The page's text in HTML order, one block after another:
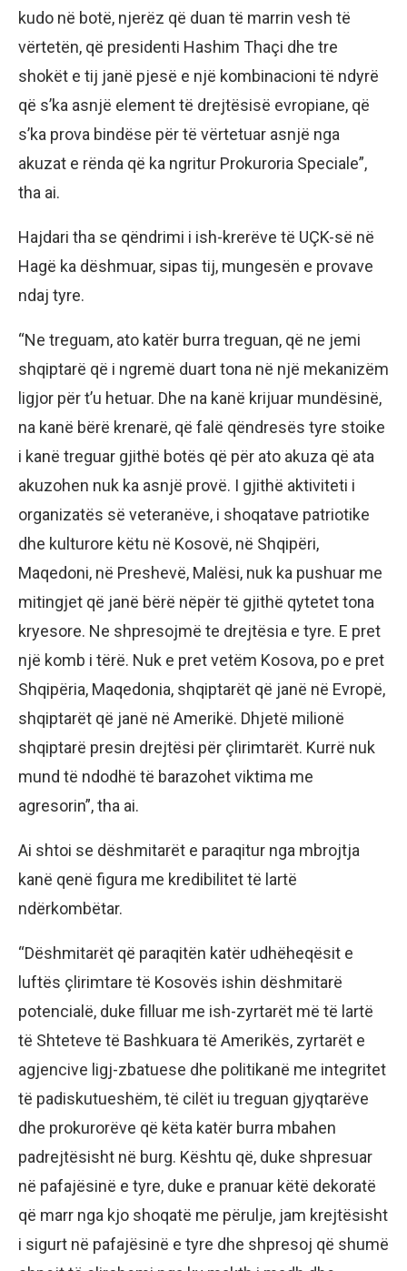
kudo në botë, njerëz që duan të marrin vesh të
vërtetën, që presidenti Hashim Thaçi dhe tre
shokët e tij janë pjesë e një kombinacioni të ndyrë
që s’ka asnjë element të drejtësisë evropiane, që
s’ka prova bindëse për të vërtetuar asnjë nga
akuzat e rënda që ka ngritur Prokuroria Speciale”,
tha ai.
Hajdari tha se qëndrimi i ish-krerëve të UÇK-së në
Hagë ka dëshmuar, sipas tij, mungesën e provave
ndaj tyre.
“Ne treguam, ato katër burra treguan, që ne jemi
shqiptarë që i ngremë duart tona në një mekanizëm
ligjor për t’u hetuar. Dhe na kanë krijuar mundësinë,
na kanë bërë krenarë, që falë qëndresës tyre stoike
i kanë treguar gjithë botës që për ato akuza që ata
akuzohen nuk ka asnjë provë. I gjithë aktiviteti i
organizatës së veteranëve, i shoqatave patriotike
dhe kulturore këtu në Kosovë, në Shqipëri,
Maqedoni, në Preshevë, Malësi, nuk ka pushuar me
mitingjet që janë bërë nëpër të gjithë qytetet tona
kryesore. Ne shpresojmë te drejtësia e tyre. E pret
një komb i tërë. Nuk e pret vetëm Kosova, po e pret
Shqipëria, Maqedonia, shqiptarët që janë në Evropë,
shqiptarët që janë në Amerikë. Dhjetë milionë
shqiptarë presin drejtësi për çlirimtarët. Kurrë nuk
mund të ndodhë të barazohet viktima me
agresorin”, tha ai.
Ai shtoi se dëshmitarët e paraqitur nga mbrojtja
kanë qenë figura me kredibilitet të lartë
ndërkombëtar.
“Dëshmitarët që paraqitën katër udhëheqësit e
luftës çlirimtare të Kosovës ishin dëshmitarë
potencialë, duke filluar me ish-zyrtarët më të lartë
të Shteteve të Bashkuara të Amerikës, zyrtarët e
agjencive ligj-zbatuese dhe politikanë me integritet
të padiskutueshëm, të cilët iu treguan gjyqtarëve
dhe prokurorëve që këta katër burra mbahen
padrejtësisht në burg. Kështu që, duke shpresuar
në pafajësinë e tyre, duke e pranuar këtë dekoratë
që marr nga kjo shoqatë me përulje, jam krejtësisht
i sigurt në pafajësinë e tyre dhe shpresoj që shumë